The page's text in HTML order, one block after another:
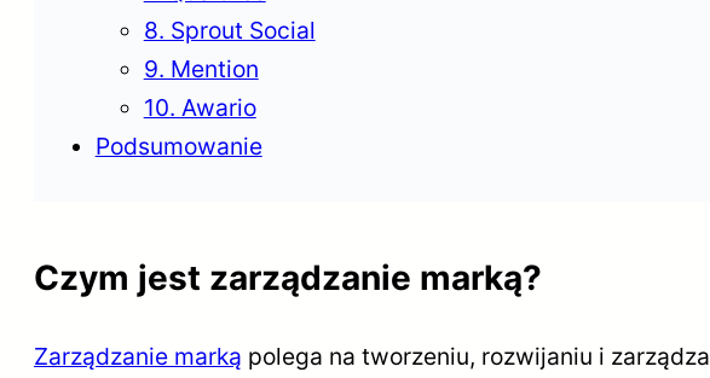
8. Sprout Social
9. Mention
10. Awario
Podsumowanie
Czym jest zarządzanie marką?
Zarządzanie marką polega na tworzeniu, rozwijaniu i